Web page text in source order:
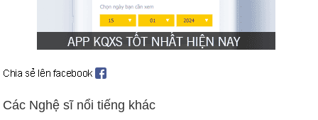
Các Nghệ sĩ nổi tiếng khác